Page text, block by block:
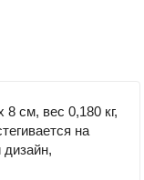
см, вес 0,180 кг,
на